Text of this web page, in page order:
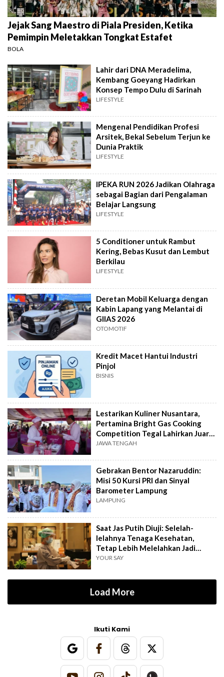
Jejak Sang Maestro di Piala Presiden, Ketika
Pemimpin Meletakkan Tongkat Estafet
BOLA
Lahir dari DNA Meradelima,
Kembang Goeyang Hadirkan
Konsep Tempo Dulu di Sarinah
LIFESTYLE
Mengenal Pendidikan Profesi
Arsitek, Bekal Sebelum Terjun ke
Dunia Praktik
LIFESTYLE
IPEKA RUN 2026 Jadikan Olahraga
sebagai Bagian dari Pengalaman
Belajar Langsung
LIFESTYLE
5 Conditioner untuk Rambut
Kering, Bebas Kusut dan Lembut
Berkilau
LIFESTYLE
Deretan Mobil Keluarga dengan
Kabin Lapang yang Melantai di
GIIAS 2026
OTOMOTIF
Kredit Macet Hantui Industri
Pinjol
BISNIS
Lestarikan Kuliner Nusantara,
Pertamina Bright Gas Cooking
Competition Tegal Lahirkan Juara
Baru
JAWA TENGAH
Gebrakan Bentor Nazaruddin:
Misi 50 Kursi PRI dan Sinyal
Barometer Lampung
LAMPUNG
Saat Jas Putih Diuji: Selelah-
lelahnya Tenaga Kesehatan,
Tetap Lebih Melelahkan Jadi
Pasien
YOUR SAY
Load More
Ikuti Kami